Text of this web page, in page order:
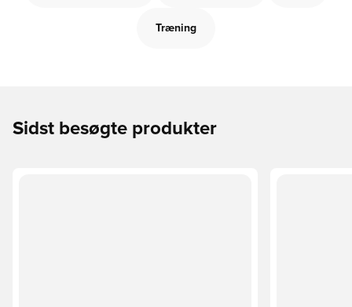
Træning
Sidst besøgte produkter